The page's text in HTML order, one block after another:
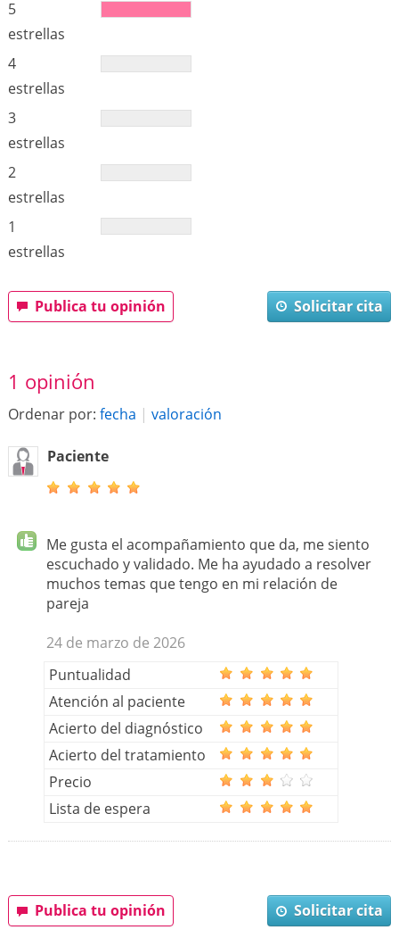
5
estrellas
4
estrellas
3
estrellas
2
estrellas
1
estrellas
Publica tu opinión Solicitar cita
1 opinión
Ordenar por: fecha | valoración
Paciente
Me gusta el acompañamiento que da, me siento
escuchado y validado. Me ha ayudado a resolver
muchos temas que tengo en mi relación de
pareja
24 de marzo de 2026
Puntualidad
Atención al paciente
Acierto del diagnóstico
Acierto del tratamiento
Precio
Lista de espera
Publica tu opinión Solicitar cita